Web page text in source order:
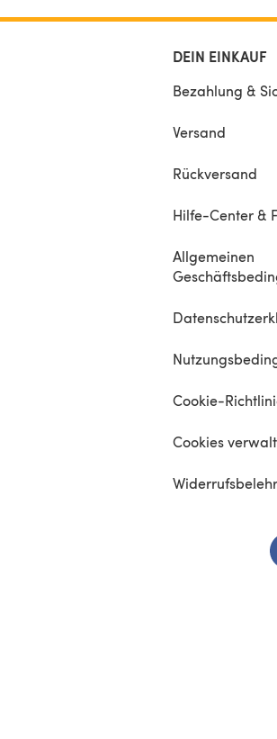
DEIN EINKAUF
Bezahlung &
Versand
Rückversand
Hilfe-Center &
Allgemeinen
Cookie-
Cookies